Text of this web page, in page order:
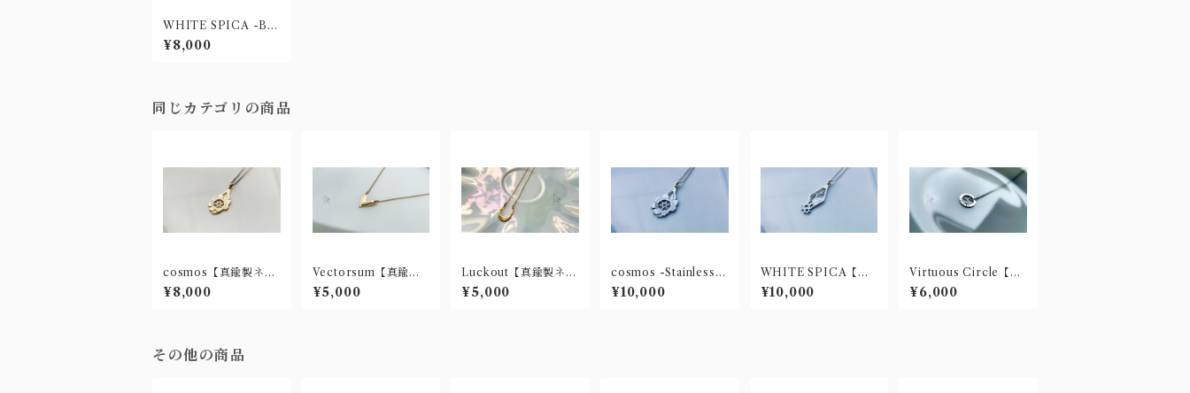
WHITE SPICA -Bla
ss-【真鍮製ネックレ
ス】
¥8,000
同じカテゴリの商品
cosmos【真鍮製ネッ
クレス】
¥8,000
Vectorsum【真鍮製
ネックレス】
¥5,000
Luckout【真鍮製ネッ
クレス】
¥5,000
cosmos -Stainless-
【ステンレス製ネック
レス】
¥10,000
WHITE SPICA【ス
テンレスネックレス】
¥10,000
Virtuous Circle【ス
テンレス製ネックレ
ス】
¥6,000
その他の商品